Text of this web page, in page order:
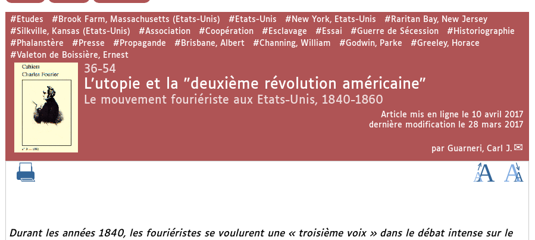
#Etudes #Brook Farm, Massachusetts (Etats-Unis) #Etats-Unis #New York, Etats-Unis
#Raritan Bay, New Jersey
#Silkville, Kansas (Etats-Unis)
#Association #Coopération #Esclavage #Essai #Guerre de Sécession
#Historiographie
#Phalanstère
#Presse #Propagande #Brisbane, Albert #Channing, William #Godwin, Parke
#Greeley, Horace
#Valeton de Boissière, Ernest
36-54
L’utopie et la "deuxième révolution américaine"
Le mouvement fouriériste aux Etats-Unis, 1840-1860
Article mis en ligne le 10 avril 2017
dernière modification le 28 mars 2017
par Guarneri, Carl J.
Durant les années 1840, les fouriéristes se voulurent une « troisième voix » dans le débat intense sur le